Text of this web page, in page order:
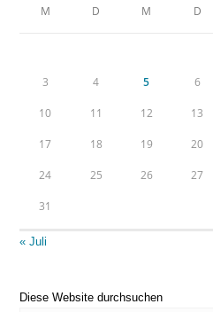
M D M D
3 4 5 6
10 11 12 13
17 18 19 20
24 25 26 27
31
« Juli
Diese Website durchsuchen